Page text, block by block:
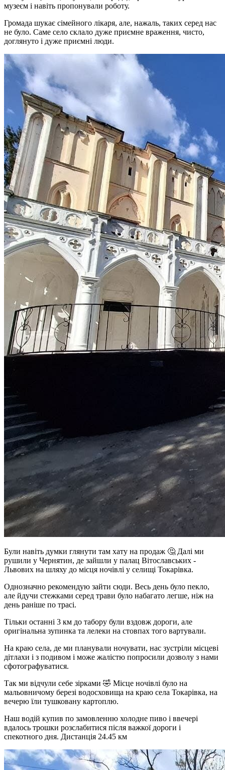
музеєм і навіть пропонували роботу.
Громада шукає сімейного лікаря, але, нажаль, таких серед нас
не було. Саме село склало дуже приємне враження, чисто,
доглянуто і дуже приємні люди.
Були навіть думки глянути там хату на продаж 🤔 Далі ми
рушили у Чернятин, де зайшли у палац Вітославських -
Львових на шляху до місця ночівлі у селищі Токарівка.
Однозначно рекомендую зайти сюди. Весь день було пекло,
але йдучи стежками серед трави було набагато легше, ніж на
день раніше по трасі.
Тільки останні 3 км до табору були вздовж дороги, але
оригінальна зупинка та лелеки на стовпах того вартували.
На краю села, де ми планували ночувати, нас зустріли місцеві
дітлахи і з подивом і може жалістю попросили дозволу з нами
сфотографуватися.
Так ми відчули себе зірками 🤣 Місце ночівлі було на
мальовничому березі водосховища на краю села Токарівка, на
вечерю їли тушковану картоплю.
Наш водій купив по замовленню холодне пиво і ввечері
вдалось трошки розслабитися після важкої дороги і
спекотного дня. Дистанція 24.45 км